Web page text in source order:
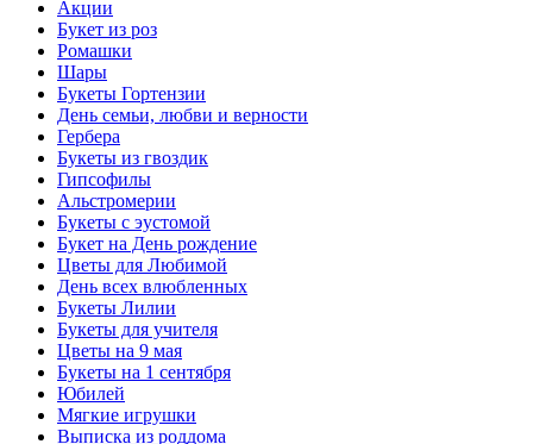
Акции
Букет из роз
Ромашки
Шары
Букеты Гортензии
День семьи, любви и верности
Гербера
Букеты из гвоздик
Гипсофилы
Альстромерии
Букеты с эустомой
Букет на День рождение
Цветы для Любимой
День всех влюбленных
Букеты Лилии
Букеты для учителя
Цветы на 9 мая
Букеты на 1 сентября
Юбилей
Мягкие игрушки
Выписка из роддома